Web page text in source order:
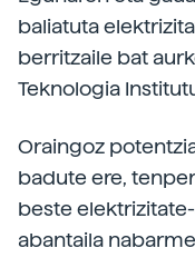
baliatuta
berritzaile bat
Teknologia
Oraingoz
badute ere,
beste
abantaila